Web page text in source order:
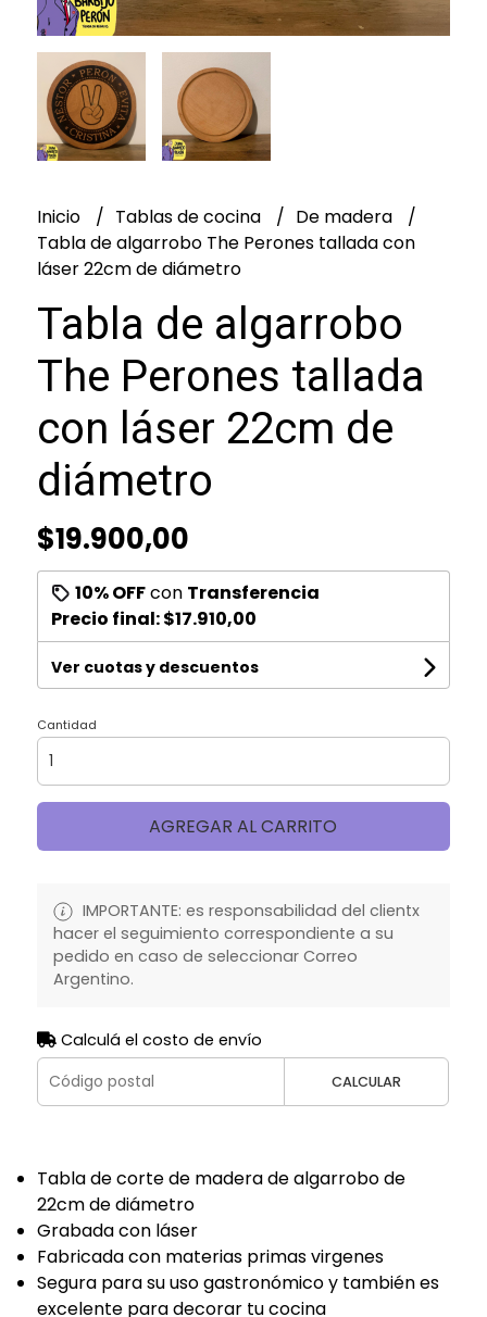
Inicio Tablas de cocina
De madera
Tabla de algarrobo The Perones tallada con
láser 22cm de diámetro
Tabla de algarrobo
The Perones tallada
con láser 22cm de
diámetro
$19.900,00
10% OFFcon Transferencia
Precio final:$17.910,00
Ver cuotas y descuentos
Cantidad
AGREGAR AL CARRITO
IMPORTANTE: es responsabilidad del clientx
hacer el seguimiento correspondiente a su
pedido en caso de seleccionar Correo
Argentino.
Calculá el costo de envío
CALCULAR
Tabla de corte de madera de algarrobo de
22cm de diámetro
Grabada con láser
Fabricada con materias primas virgenes
Segura para su uso gastronómico y también es
excelente para decorar tu cocina